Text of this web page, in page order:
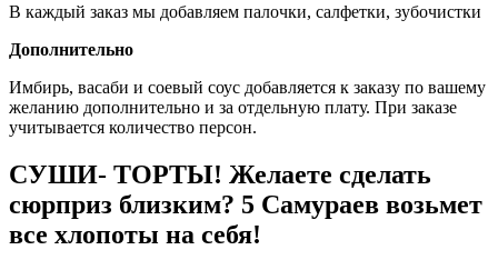
В каждый заказ мы добавляем палочки, салфетки, зубочистки
Дополнительно
Имбирь, васаби и соевый соус добавляется к заказу по вашему
желанию дополнительно и за отдельную плату. При заказе
учитывается количество персон.
СУШИ- ТОРТЫ! Желаете сделать
сюрприз близким? 5 Самураев возьмет
все хлопоты на себя!